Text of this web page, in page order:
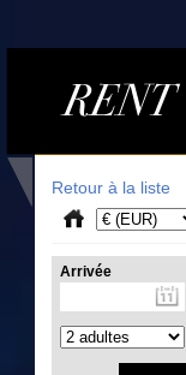
Retour à la liste
Arrivée